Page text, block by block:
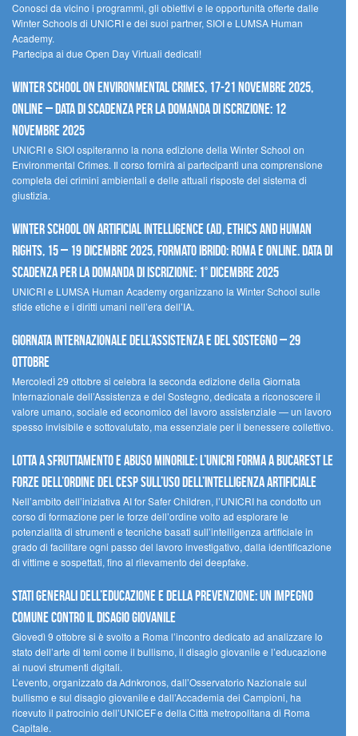
Conosci da vicino i programmi, gli obiettivi e le opportunità offerte dalle
Winter Schools di UNICRI e dei suoi partner, SIOI e LUMSA Human
Academy.
Partecipa ai due Open Day Virtuali dedicati!
Winter School on Environmental Crimes, 17-21 novembre 2025,
Online – Data di scadenza per la domanda di iscrizione: 12
novembre 2025
UNICRI e SIOI ospiteranno la nona edizione della Winter School on
Environmental Crimes. Il corso fornirà ai partecipanti una comprensione
completa dei crimini ambientali e delle attuali risposte del sistema di
giustizia.
Winter School on Artificial Intelligence (AI), Ethics and Human
Rights, 15 – 19 dicembre 2025, Formato Ibrido: Roma e online. Data di
scadenza per la domanda di iscrizione: 1° dicembre 2025
UNICRI e LUMSA Human Academy organizzano la Winter School sulle
sfide etiche e i diritti umani nell’era dell’IA.
Giornata internazionale dell’assistenza e del sostegno – 29
ottobre
MercoledÌ 29 ottobre si celebra la seconda edizione della Giornata
Internazionale dell’Assistenza e del Sostegno, dedicata a riconoscere il
valore umano, sociale ed economico del lavoro assistenziale — un lavoro
spesso invisibile e sottovalutato, ma essenziale per il benessere collettivo.
Lotta a sfruttamento e abuso minorile: l’UNICRI forma a Bucarest le
forze dell’ordine del CESP sull’uso dell’Intelligenza Artificiale
Nell’ambito dell’iniziativa AI for Safer Children, l’UNICRI ha condotto un
corso di formazione per le forze dell’ordine volto ad esplorare le
potenzialità di strumenti e tecniche basati sull’intelligenza artificiale in
grado di facilitare ogni passo del lavoro investigativo, dalla identificazione
di vittime e sospettati, fino al rilevamento dei deepfake.
Stati Generali dell’Educazione e della Prevenzione: un impegno
comune contro il disagio giovanile
Giovedì 9 ottobre si è svolto a Roma l’incontro dedicato ad analizzare lo
stato dell’arte di temi come il bullismo, il disagio giovanile e l’educazione
ai nuovi strumenti digitali.
L’evento, organizzato da Adnkronos, dall’Osservatorio Nazionale sul
bullismo e sul disagio giovanile e dall’Accademia dei Campioni, ha
ricevuto il patrocinio dell’UNICEF e della Città metropolitana di Roma
Capitale.